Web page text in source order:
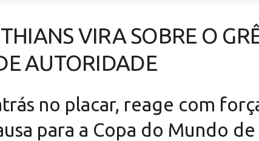
VIRA SOBRE O
AUTORIDADE
no placar, reage com
para a Copa do Mundo